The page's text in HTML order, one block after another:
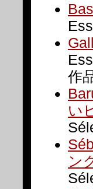
作
い
ン